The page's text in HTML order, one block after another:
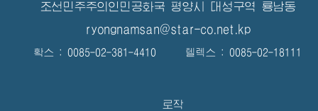
조선민주주의인민공화국 평양시 대성구역 룡남동
ryongnamsan@star-co.net.kp
확스 : 0085-02-381-4410 텔렉스 : 0085-02-18111
로작